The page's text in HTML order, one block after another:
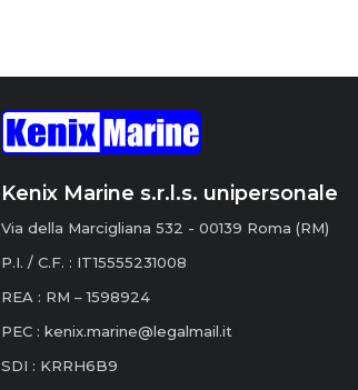
Kenix Marine s.r.l.s. unipersonale
Via della Marcigliana 532 - 00139 Roma (RM)
P.I. / C.F. : IT15555231008
REA : RM – 1598924
PEC : kenix.marine@legalmail.it
SDI : KRRH6B9